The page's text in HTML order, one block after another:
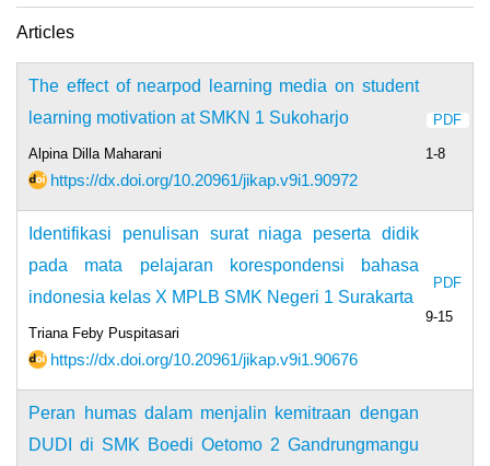
Articles
The effect of nearpod learning media on student
learning motivation at SMKN 1 Sukoharjo
Alpina Dilla Maharani
https://dx.doi.org/10.20961/jikap.v9i1.90972
PDF
1-8
Identifikasi penulisan surat niaga peserta didik
pada mata pelajaran korespondensi bahasa
indonesia kelas X MPLB SMK Negeri 1 Surakarta
Triana Feby Puspitasari
https://dx.doi.org/10.20961/jikap.v9i1.90676
PDF
9-15
Peran humas dalam menjalin kemitraan dengan
DUDI di SMK Boedi Oetomo 2 Gandrungmangu